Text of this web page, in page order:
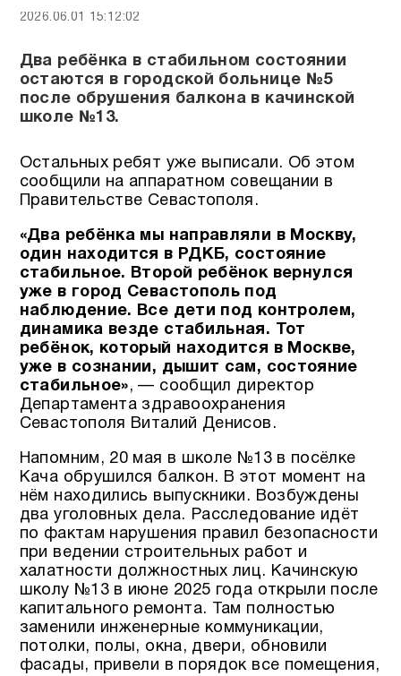
2026.06.01 15:12:02
Два ребёнка в стабильном состоянии
остаются в городской больнице №5
после обрушения балкона в качинской
школе №13.
Остальных ребят уже выписали. Об этом
сообщили на аппаратном совещании в
Правительстве Севастополя.
«Два ребёнка мы направляли в Москву,
один находится в РДКБ, состояние
стабильное. Второй ребёнок вернулся
уже в город Севастополь под
наблюдение. Все дети под контролем,
динамика везде стабильная. Тот
ребёнок, который находится в Москве,
уже в сознании, дышит сам, состояние
стабильное», — сообщил директор
Департамента здравоохранения
Севастополя Виталий Денисов.
Напомним, 20 мая в школе №13 в посёлке
Кача обрушился балкон. В этот момент на
нём находились выпускники. Возбуждены
два уголовных дела. Расследование идёт
по фактам нарушения правил безопасности
при ведении строительных работ и
халатности должностных лиц. Качинскую
школу №13 в июне 2025 года открыли после
капитального ремонта. Там полностью
заменили инженерные коммуникации,
потолки, полы, окна, двери, обновили
фасады, привели в порядок все помещения,